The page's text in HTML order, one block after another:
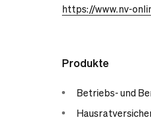
https://www.nv-
Produkte
Betriebs- und